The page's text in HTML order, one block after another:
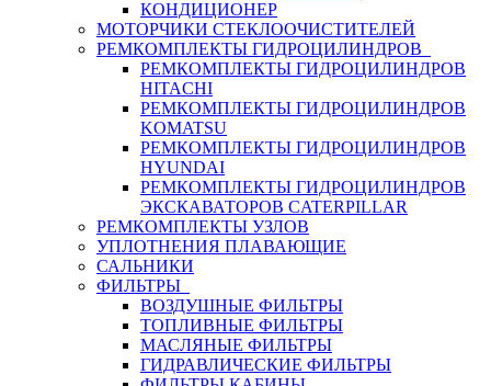
КОНДИЦИОНЕР
МОТОРЧИКИ СТЕКЛООЧИСТИТЕЛЕЙ
РЕМКОМПЛЕКТЫ ГИДРОЦИЛИНДРОВ
РЕМКОМПЛЕКТЫ ГИДРОЦИЛИНДРОВ
HITACHI
РЕМКОМПЛЕКТЫ ГИДРОЦИЛИНДРОВ
KOMATSU
РЕМКОМПЛЕКТЫ ГИДРОЦИЛИНДРОВ
HYUNDAI
РЕМКОМПЛЕКТЫ ГИДРОЦИЛИНДРОВ
ЭКСКАВАТОРОВ CATERPILLAR
РЕМКОМПЛЕКТЫ УЗЛОВ
УПЛОТНЕНИЯ ПЛАВАЮЩИЕ
САЛЬНИКИ
ФИЛЬТРЫ
ВОЗДУШНЫЕ ФИЛЬТРЫ
ТОПЛИВНЫЕ ФИЛЬТРЫ
МАСЛЯНЫЕ ФИЛЬТРЫ
ГИДРАВЛИЧЕСКИЕ ФИЛЬТРЫ